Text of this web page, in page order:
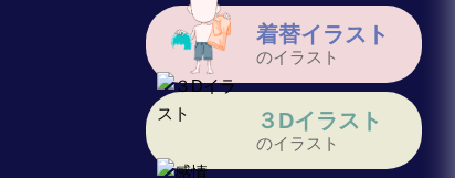
着替イラスト
のイラスト
３Dイラスト
のイラスト